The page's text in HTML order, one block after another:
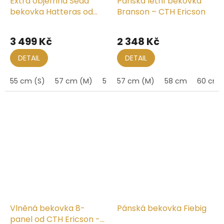
bekovka Hatteras od
kloboučníka Carlsbad
Hat
3 499 Kč
DETAIL
55 cm (S) 57 cm (M) 59 cm (L)
Branson – CTH Ericson
2 348 Kč
DETAIL
57 cm (M) 58 cm 60 cm
Vlněná bekovka 8-
panel od CTH Ericson -
Pánská bekovka Fiebig